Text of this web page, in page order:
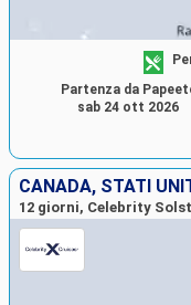
Partenza da
sab 24 ott 2026
CANADA, STATI
12 giorni, Celebrity